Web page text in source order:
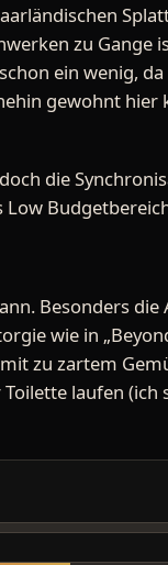
zu Gange
ein wenig,
gewohnt hier
die
Low
Besonders die
wie in
zu zartem
laufen (ich